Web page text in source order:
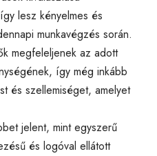
lesz kényelmes és
munkavégzés során.
megfeleljenek az adott
így még inkább
és szellemiséget, amelyet
jelent, mint egyszerű
és logóval ellátott